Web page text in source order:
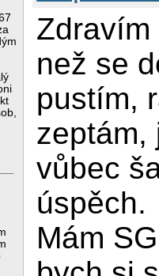
Zdravím
než se
pustím,
zeptám,
vůbec
úspěch.
Mám